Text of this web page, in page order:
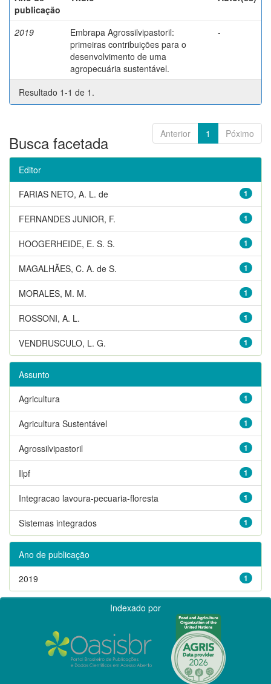
publicação
2019
Embrapa Agrossilvipastoril:
primeiras contribuições para o
desenvolvimento de uma
agropecuária sustentável.
-
Resultado 1-1 de 1.
Anterior 1 Póximo
Busca facetada
Editor
1
FARIAS NETO, A. L. de
1
FERNANDES JUNIOR, F.
1
HOOGERHEIDE, E. S. S.
1
MAGALHÃES, C. A. de S.
1
MORALES, M. M.
1
ROSSONI, A. L.
1
VENDRUSCULO, L. G.
Assunto
1
Agricultura
1
Agricultura Sustentável
1
Agrossilvipastoril
1
Ilpf
1
Integracao lavoura-pecuaria-floresta
1
Sistemas integrados
Ano de publicação
1
2019
Indexado por